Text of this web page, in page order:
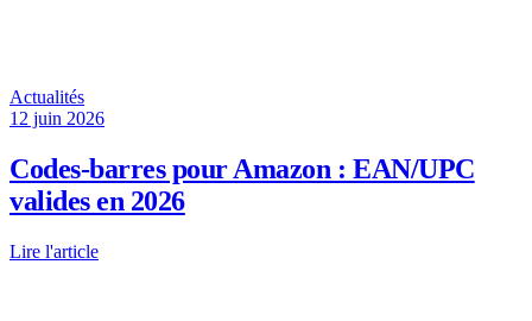
Actualités
12 juin 2026
Codes-barres pour Amazon : EAN/UPC
valides en 2026
Lire l'article